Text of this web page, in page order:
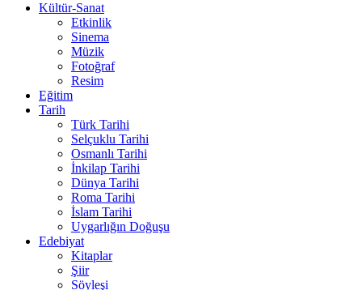
Kültür-Sanat
Etkinlik
Sinema
Müzik
Fotoğraf
Resim
Eğitim
Tarih
Türk Tarihi
Selçuklu Tarihi
Osmanlı Tarihi
İnkilap Tarihi
Dünya Tarihi
Roma Tarihi
İslam Tarihi
Uygarlığın Doğuşu
Edebiyat
Kitaplar
Şiir
Söyleşi